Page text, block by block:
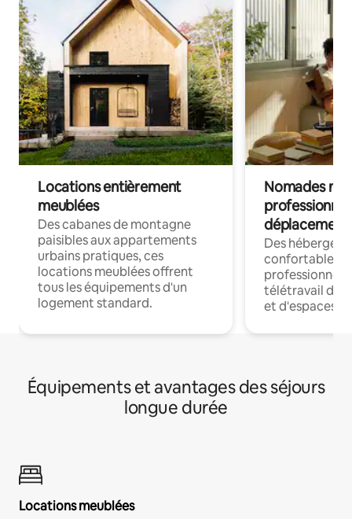
Locations entièrement
meublées
Des cabanes de montagne
paisibles aux appartements
urbains pratiques, ces
locations meublées offrent
tous les équipements d'un
logement standard.
Nomades
déplacement
Des
confortables
professionnels
télétravail
et d'espaces
Équipements et avantages des séjours
longue durée
Locations meublées